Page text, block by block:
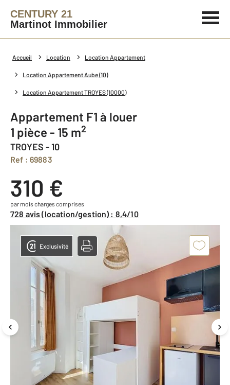
CENTURY 21
Martinot Immobilier
Accueil Location Location Appartement
Location Appartement Aube (10)
Location Appartement TROYES (10000)
Appartement F1 à louer
1 pièce - 15 m2
TROYES - 10
Ref : 69883
310 €
par mois charges comprises
728 avis (location/gestion) : 8,4/10
Exclusivité